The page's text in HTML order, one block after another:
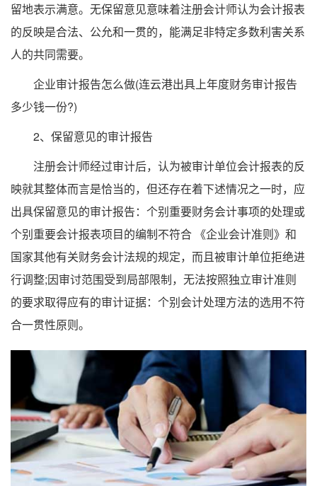
留地表示满意。无保留意见意味着注册会计师认为会计报表
的反映是合法、公允和一贯的，能满足非特定多数利害关系
人的共同需要。
企业审计报告怎么做(连云港出具上年度财务审计报告
多少钱一份?)
2、保留意见的审计报告
注册会计师经过审计后，认为被审计单位会计报表的反
映就其整体而言是恰当的，但还存在着下述情况之一时，应
出具保留意见的审计报告：个别重要财务会计事项的处理或
个别重要会计报表项目的编制不符合 《企业会计准则》和
国家其他有关财务会计法规的规定，而且被审计单位拒绝进
行调整;因审讨范围受到局部限制，无法按照独立审计准则
的要求取得应有的审计证据：个别会计处理方法的选用不符
合一贯性原则。